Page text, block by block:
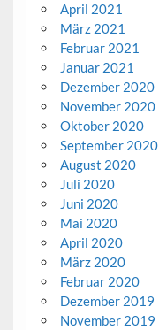
April 2021
März 2021
Februar 2021
Januar 2021
Dezember 2020
November 2020
Oktober 2020
September 2020
August 2020
Juli 2020
Juni 2020
Mai 2020
April 2020
März 2020
Februar 2020
Dezember 2019
November 2019